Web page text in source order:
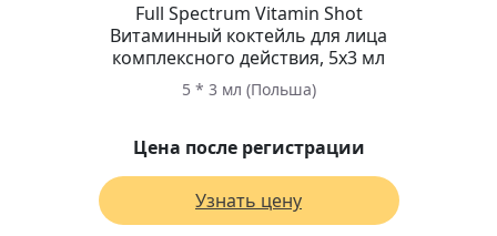
Full Spectrum Vitamin Shot
Витаминный коктейль для лица
комплексного действия, 5х3 мл
5 * 3 мл (Польша)
Цена после регистрации
Узнать цену